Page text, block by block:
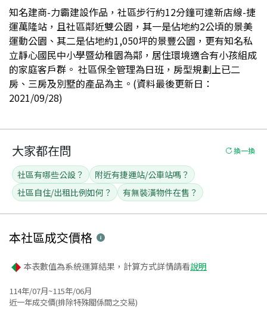
知名建商-力霸建設作品，社區步行約12分鐘可達新店線-捷
運萬隆站，且社區鄰近雙公園，其一是佔地約2公頃的景美
運動公園、其二是佔地約1,050坪的景豐公園，更有知名私
立靜心國民中小學暨幼稚園為鄰，居住環境適合有小孩組成
的家庭客戶群。 社區保全管理為日班，房型規劃上已二
房、三房及別墅的產品為主。(資料最後更新日：
2021/09/28)
大家都在問 換一換
社區有哪些公設？
附近有捷運站/公車站嗎？
社區自住/出租比例如何？
有無裝潢物件在售？
本社區成交價格
本表數值為系統運算結果，計算方式詳情請看說明
114年/07月~115年/06月
近一年成交價(排除特殊關係間之交易)